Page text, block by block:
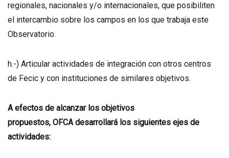
regionales, nacionales y/o internacionales, que posibiliten
el intercambio sobre los campos en los que trabaja este
Observatorio.
h.-) Articular actividades de integración con otros centros
de Fecic y con instituciones de similares objetivos.
A efectos de alcanzar los objetivos
propuestos, OFCA desarrollará los siguientes ejes de
actividades: